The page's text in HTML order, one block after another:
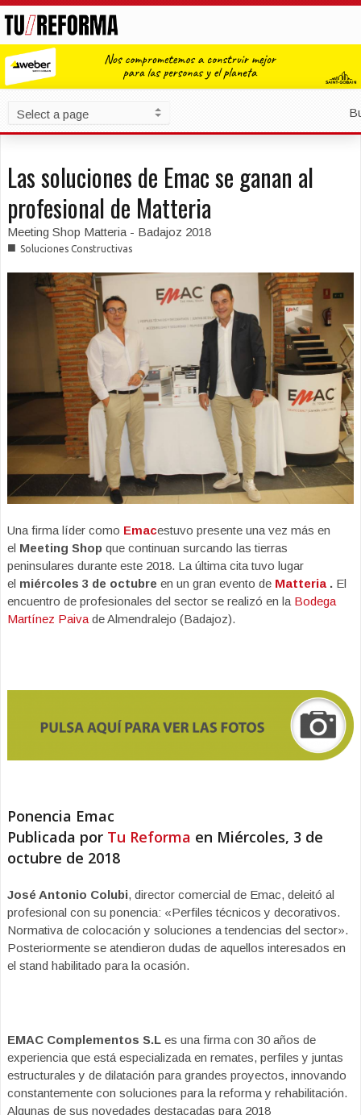
Las soluciones de Emac se ganan al
profesional de Matteria
Meeting Shop Matteria - Badajoz 2018
■ Soluciones Constructivas
Una firma líder como Emacestuvo presente una vez más en
el Meeting Shop que continuan surcando las tierras
peninsulares durante este 2018. La última cita tuvo lugar
el miércoles 3 de octubre en un gran evento de Matteria . El
encuentro de profesionales del sector se realizó en la Bodega
Martínez Paiva de Almendralejo (Badajoz).
Ponencia Emac
Publicada por Tu Reforma en Miércoles, 3 de
octubre de 2018
José Antonio Colubi, director comercial de Emac, deleitó al
profesional con su ponencia: «Perfiles técnicos y decorativos.
Normativa de colocación y soluciones a tendencias del sector».
Posteriormente se atendieron dudas de aquellos interesados en
el stand habilitado para la ocasión.
EMAC Complementos S.L es una firma con 30 años de
experiencia que está especializada en remates, perfiles y juntas
estructurales y de dilatación para grandes proyectos, innovando
constantemente con soluciones para la reforma y rehabilitación.
Algunas de sus novedades destacadas para 2018